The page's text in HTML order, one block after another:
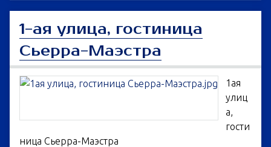
1-ая улица, гостиница
Сьерра-Маэстра
1ая
улиц
а,
гости
ница Сьерра-Маэстра